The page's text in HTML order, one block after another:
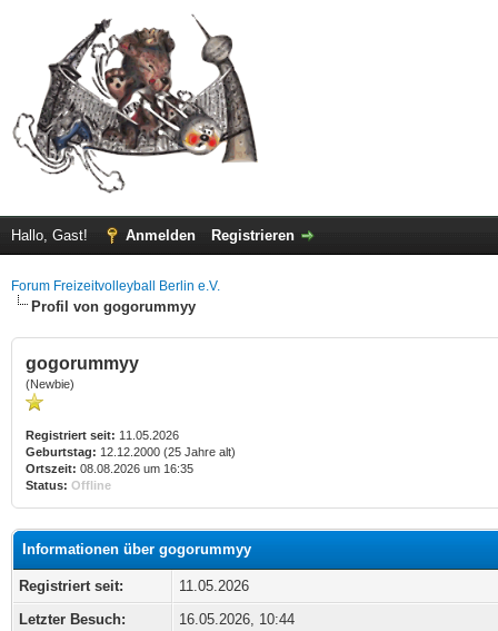
Hallo, Gast! Anmelden Registrieren
Forum Freizeitvolleyball Berlin e.V.
Profil von gogorummyy
gogorummyy
(Newbie)
Registriert seit: 11.05.2026
Geburtstag: 12.12.2000 (25 Jahre alt)
Ortszeit: 08.08.2026 um 16:35
Status: Offline
Informationen über gogorummyy
Registriert seit:
11.05.2026
Letzter Besuch:
16.05.2026, 10:44